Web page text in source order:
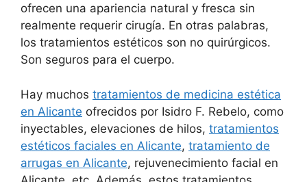
ofrecen una apariencia natural y fresca sin
realmente requerir cirugía. En otras palabras,
los tratamientos estéticos son no quirúrgicos.
Son seguros para el cuerpo.
Hay muchos tratamientos de medicina estética
en Alicante ofrecidos por Isidro F. Rebelo, como
inyectables, elevaciones de hilos, tratamientos
estéticos faciales en Alicante, tratamiento de
arrugas en Alicante, rejuvenecimiento facial en